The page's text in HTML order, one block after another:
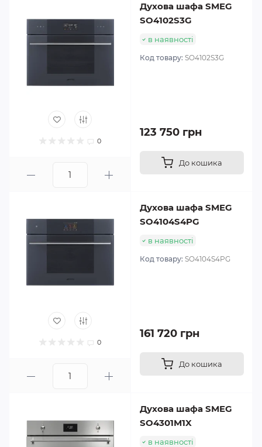
0
Духова шафа SMEG
SO4102S3G
в наявності
Код товару: SO4102S3G
123 750 грн
До кошика
0
Духова шафа SMEG
SO4104S4PG
в наявності
Код товару: SO4104S4PG
161 720 грн
До кошика
Духова шафа SMEG
SO4301M1X
в наявності